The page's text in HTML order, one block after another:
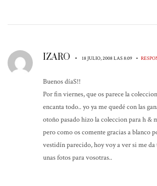
IZARO • 18 JULIO, 2008 LAS 8:09 •
Buenos díaS!!
Por fin viernes, que os parece la
encanta todo.. yo ya me quedé con las
otoño pasado hizo la coleccion para h &
pero como os comente gracias a blanco
vestidín parecido, hoy voy a ver si me
unas fotos para vosotras..